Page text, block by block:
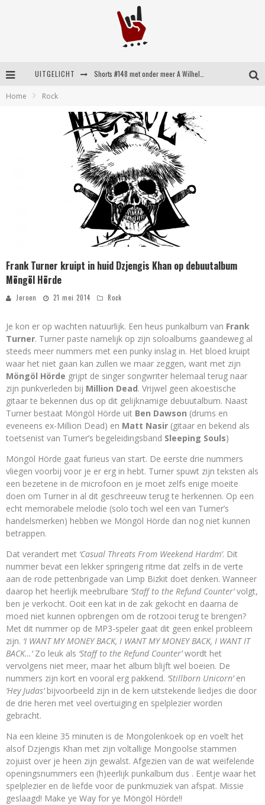
UITGELICHT
Shorts #149 met onder meer No Cure, Eva Under Fire, The Hu en Sleeping With Sirens
Home Rock
Frank Turner kruipt in huid Dzjengis Khan op debuutalbum
Möngöl Hörde
Jeroen 21 mei 2014 Rock
Je kon er op wachten natuurlijk. Een heus punkalbum van Frank
Turner. Turner paste namelijk op zijn soloalbums gaandeweg al
steeds meer nummers met een punky inslag in. Het bloed kruipt
waar het niet gaan kan zullen we maar zeggen, want met zijn
Möngöl Hörde grijpt de singer songwriter helemaal terug naar
zijn punkverleden bij Million Dead. Vrijwel geen akoestische
gitaar te bekennen dus op dit gelijknamige debuutalbum. Naast
Turner bestaat Möngöl Hörde uit Ben Dawson (drums en
eveneens ex-Million Dead) en Matt Nasir (gitaar en bekend als
toetsenist van Turner’s begeleidingsband Sleeping Souls)
Möngöl Hörde gaat furieus van start. De eerste drie nummers
vliegen voorbij voor je er erg in hebt. Turner spuwt zijn teksten als
een bezetene in de microfoon en je moet zelfs enige moeite
doen om Turner in al dit geschreeuw terug te herkennen. Op een
echt memorabele melodie (solo toch wel een van Turner’s
handelsmerken) hebben we Möngöl Hörde dan nog niet kunnen
betrappen.
Dat verandert met ‘Casual Threats From Weekend Hardm’. Dit
nummer bevat een lekker springerig ritme dat zelfs in de verte
aan de rode pettenbrigade van Limp Bizkit doet denken. Wanneer
daarop het heerlijk meebrulbare ‘Staff to the Refund Counter’volgt,
ben je verkocht. Ooit een kat in de zak gekocht en daarna de
moed niet kunnen opbrengen om de rotzooi terug te brengen?
Met dit nummer op de MP3-speler gaat dit geen enkel probleem
zijn. ‘I WANT MY MONEY BACK, I WANT MY MONEY BACK, I WANT IT
BACK…’Zo leuk als ‘Staff to the Refund Counter’wordt het
vervolgens niet meer, maar het album blijft wel boeien. De
nummers zijn kort en vooral erg pakkend. ‘Stillborn Unicorn’en
‘Hey Judas’bijvoorbeeld zijn in de kern uitstekende liedjes die door
de drie heren met veel overtuiging en spelplezier worden
gebracht.
Na een kleine 35 minuten is de Mongolenkoek op en voelt het
alsof Dzjengis Khan met zijn voltallige Mongoolse stammen
zojuist over je heen zijn gewalst. Afgezien van de wat weifelende
openingsnummers een (h)eerlijk punkalbum dus . Eentje waar het
spelplezier en de liefde voor de punkmuziek van afspat. Missie
geslaagd! Make ye Way for ye Möngöl Hörde!!